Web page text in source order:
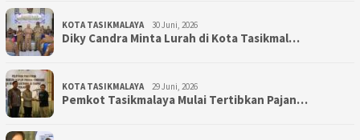
KOTA TASIKMALAYA 30 Juni, 2026
Diky Candra Minta Lurah di Kota Tasikmal…
KOTA TASIKMALAYA 29 Juni, 2026
Pemkot Tasikmalaya Mulai Tertibkan Pajan…